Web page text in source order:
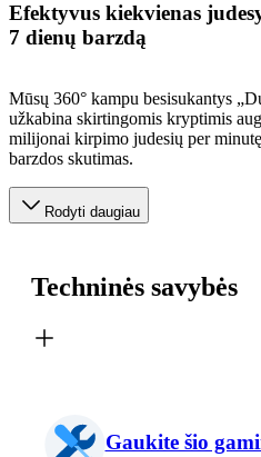
Efektyvus kiekvienas
7 dienų barzdą
Mūsų 360° kampu besisukantys
užkabina skirtingomis kryptimis
milijonai kirpimo judesių per
barzdos skutimas.
Rodyti daugiau
Techninės savybės
Gaukite šio